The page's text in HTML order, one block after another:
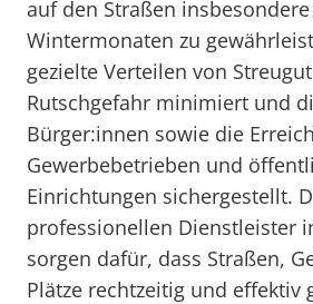
auf den Straßen
Wintermonaten zu
gezielte Verteilen von
Rutschgefahr minimiert und
Bürger:innen sowie die
Gewerbebetrieben und
Einrichtungen sichergestellt.
professionellen Dienstleister
sorgen dafür, dass Straßen,
Plätze rechtzeitig und effektiv